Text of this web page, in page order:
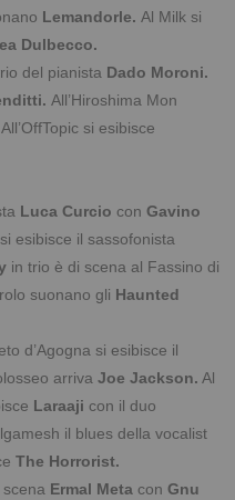
Lemandorle.Al Milk si
Dulbecco.
del pianista Dado Moroni.
All’Hiroshima Mon
All’OffTopic si esibisce
Luca CurcioconGavino
esibisce il sassofonista
in trio è di scena al Fassino di
suonano gli Haunted
d’Agogna si esibisce il
arrivaJoe Jackson. Al
Laraajicon il duo
il blues della vocalist
The Horrorist.
scena Ermal MetaconGnu